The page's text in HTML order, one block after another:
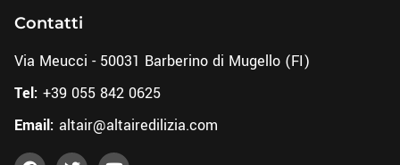
Contatti
Via Meucci - 50031 Barberino di Mugello (FI)
Tel: +39 055 842 0625
Email: altair@altairedilizia.com